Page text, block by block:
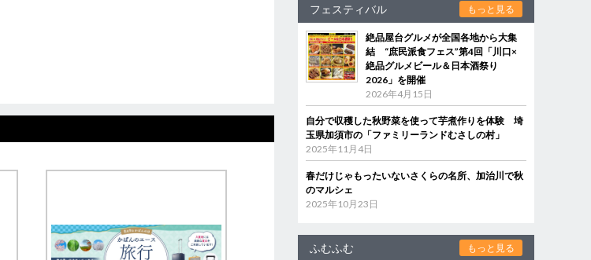
フェスティバル もっと見る
絶品屋台グルメが全国各地から大集
結 “庶民派食フェス”第4回「川口×
絶品グルメビール＆日本酒祭り
2026」を開催
2026年4月15日
自分で収穫した秋野菜を使って芋煮作りを体験 埼
玉県加須市の「ファミリーランドむさしの村」
2025年11月4日
春だけじゃもったいないさくらの名所、加治川で秋
のマルシェ
2025年10月23日
ふむふむ もっと見る